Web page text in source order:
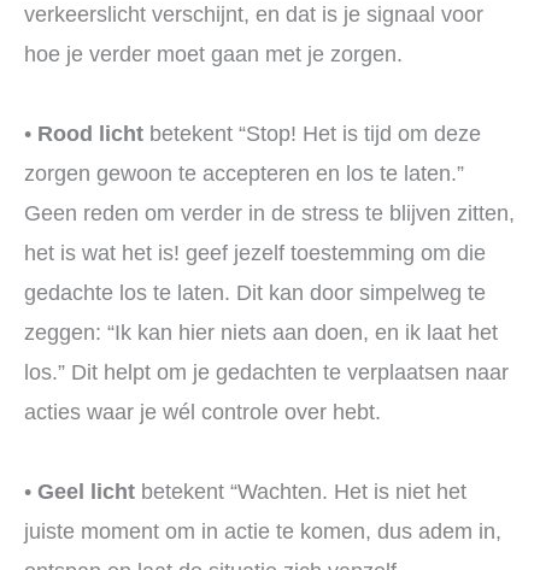
verkeerslicht verschijnt, en dat is je signaal voor
hoe je verder moet gaan met je zorgen.
• Rood licht betekent “Stop! Het is tijd om deze
zorgen gewoon te accepteren en los te laten.”
Geen reden om verder in de stress te blijven zitten,
het is wat het is! geef jezelf toestemming om die
gedachte los te laten. Dit kan door simpelweg te
zeggen: “Ik kan hier niets aan doen, en ik laat het
los.” Dit helpt om je gedachten te verplaatsen naar
acties waar je wél controle over hebt.
• Geel licht betekent “Wachten. Het is niet het
juiste moment om in actie te komen, dus adem in,